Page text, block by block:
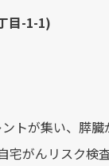
目-1-1)
トが集い、膵
がんリスク